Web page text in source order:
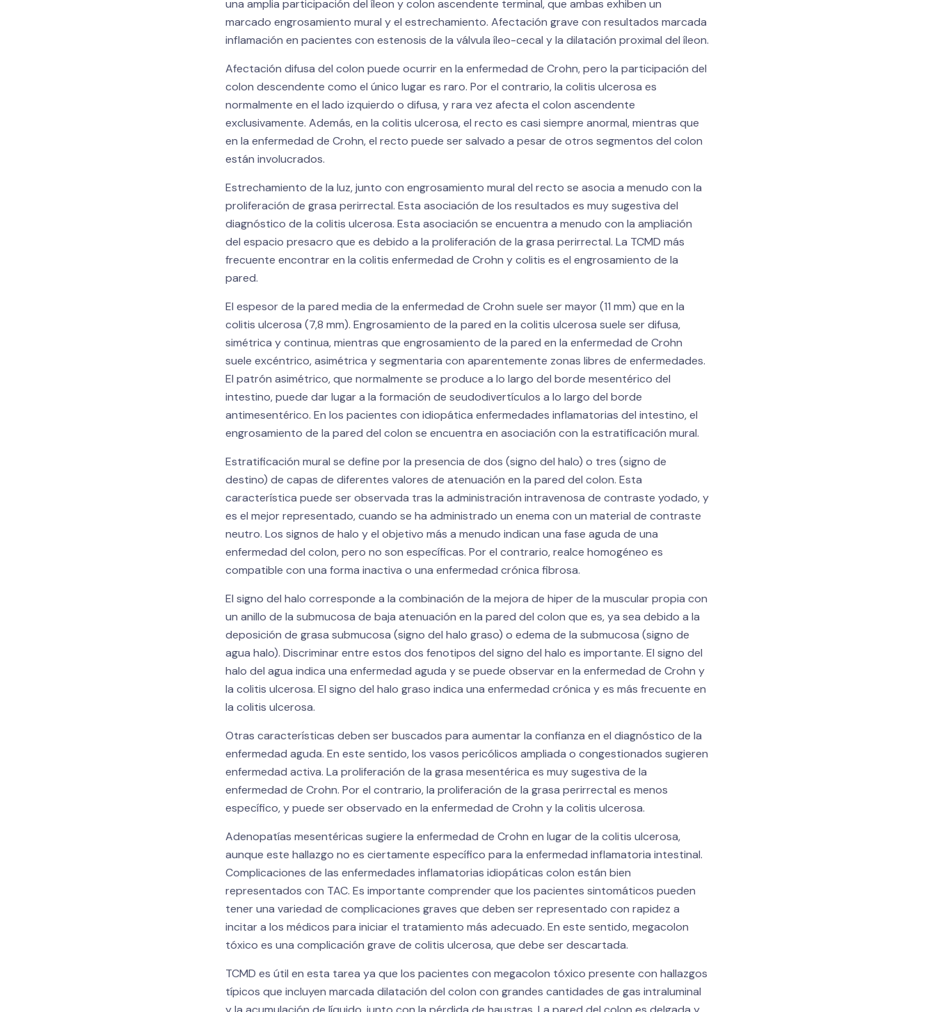
una amplia participación del íleon y colon ascendente terminal, que ambas exhiben un
marcado engrosamiento mural y el estrechamiento. Afectación grave con resultados marcada
inflamación en pacientes con estenosis de la válvula íleo-cecal y la dilatación proximal del íleon.
Afectación difusa del colon puede ocurrir en la enfermedad de Crohn, pero la participación del
colon descendente como el único lugar es raro. Por el contrario, la colitis ulcerosa es
normalmente en el lado izquierdo o difusa, y rara vez afecta el colon ascendente
exclusivamente. Además, en la colitis ulcerosa, el recto es casi siempre anormal, mientras que
en la enfermedad de Crohn, el recto puede ser salvado a pesar de otros segmentos del colon
están involucrados.
Estrechamiento de la luz, junto con engrosamiento mural del recto se asocia a menudo con la
proliferación de grasa perirrectal. Esta asociación de los resultados es muy sugestiva del
diagnóstico de la colitis ulcerosa. Esta asociación se encuentra a menudo con la ampliación
del espacio presacro que es debido a la proliferación de la grasa perirrectal. La TCMD más
frecuente encontrar en la colitis enfermedad de Crohn y colitis es el engrosamiento de la
pared.
El espesor de la pared media de la enfermedad de Crohn suele ser mayor (11 mm) que en la
colitis ulcerosa (7,8 mm). Engrosamiento de la pared en la colitis ulcerosa suele ser difusa,
simétrica y continua, mientras que engrosamiento de la pared en la enfermedad de Crohn
suele excéntrico, asimétrica y segmentaria con aparentemente zonas libres de enfermedades.
El patrón asimétrico, que normalmente se produce a lo largo del borde mesentérico del
intestino, puede dar lugar a la formación de seudodivertículos a lo largo del borde
antimesentérico. En los pacientes con idiopática enfermedades inflamatorias del intestino, el
engrosamiento de la pared del colon se encuentra en asociación con la estratificación mural.
Estratificación mural se define por la presencia de dos (signo del halo) o tres (signo de
destino) de capas de diferentes valores de atenuación en la pared del colon. Esta
característica puede ser observada tras la administración intravenosa de contraste yodado, y
es el mejor representado, cuando se ha administrado un enema con un material de contraste
neutro. Los signos de halo y el objetivo más a menudo indican una fase aguda de una
enfermedad del colon, pero no son específicas. Por el contrario, realce homogéneo es
compatible con una forma inactiva o una enfermedad crónica fibrosa.
El signo del halo corresponde a la combinación de la mejora de hiper de la muscular propia con
un anillo de la submucosa de baja atenuación en la pared del colon que es, ya sea debido a la
deposición de grasa submucosa (signo del halo graso) o edema de la submucosa (signo de
agua halo). Discriminar entre estos dos fenotipos del signo del halo es importante. El signo del
halo del agua indica una enfermedad aguda y se puede observar en la enfermedad de Crohn y
la colitis ulcerosa. El signo del halo graso indica una enfermedad crónica y es más frecuente en
la colitis ulcerosa.
Otras características deben ser buscados para aumentar la confianza en el diagnóstico de la
enfermedad aguda. En este sentido, los vasos pericólicos ampliada o congestionados sugieren
enfermedad activa. La proliferación de la grasa mesentérica es muy sugestiva de la
enfermedad de Crohn. Por el contrario, la proliferación de la grasa perirrectal es menos
específico, y puede ser observado en la enfermedad de Crohn y la colitis ulcerosa.
Adenopatías mesentéricas sugiere la enfermedad de Crohn en lugar de la colitis ulcerosa,
aunque este hallazgo no es ciertamente específico para la enfermedad inflamatoria intestinal.
Complicaciones de las enfermedades inflamatorias idiopáticas colon están bien
representados con TAC. Es importante comprender que los pacientes sintomáticos pueden
tener una variedad de complicaciones graves que deben ser representado con rapidez a
incitar a los médicos para iniciar el tratamiento más adecuado. En este sentido, megacolon
tóxico es una complicación grave de colitis ulcerosa, que debe ser descartada.
TCMD es útil en esta tarea ya que los pacientes con megacolon tóxico presente con hallazgos
típicos que incluyen marcada dilatación del colon con grandes cantidades de gas intraluminal